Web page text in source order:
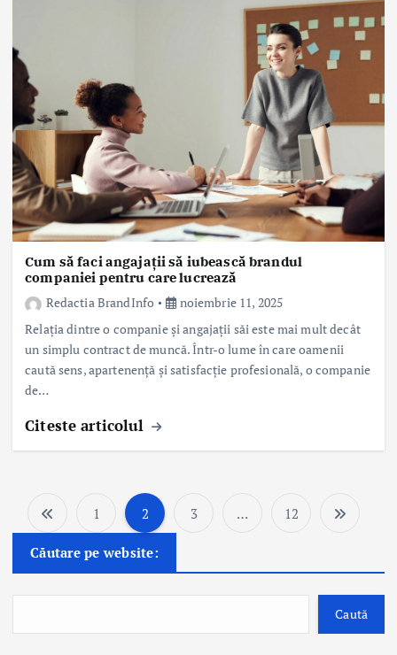
Cum să faci angajații să iubească brandul
companiei pentru care lucrează
Redactia BrandInfo
noiembrie 11, 2025
Relația dintre o companie și angajații săi este mai mult decât
un simplu contract de muncă. Într-o lume în care oamenii
caută sens, apartenență și satisfacție profesională, o companie
de…
Citeste articolul
P
a
g
i
1 2 3 … 12
Căutare pe website:
Caută